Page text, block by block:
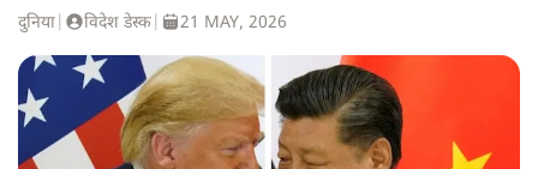
दुनिया विदेश डेस्क 21 MAY, 2026